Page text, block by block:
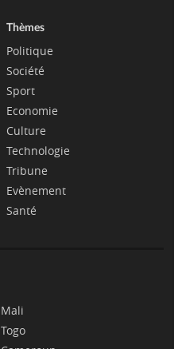
Thèmes
Politique
Société
Sport
Economie
Culture
Technologie
Tribune
Evènement
Santé
Mali
Togo